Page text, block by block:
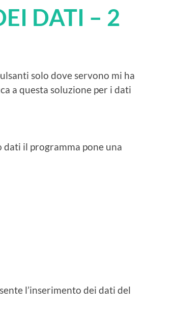
DATI – 2
solo dove servono mi ha
a questa soluzione per i dati
dati il programma pone una
l’inserimento dei dati del